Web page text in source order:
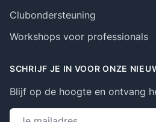
Clubondersteuning
Workshops voor professionals
SCHRIJF JE IN VOOR ONZE
Blijf op de hoogte en ontvang
Emailadres